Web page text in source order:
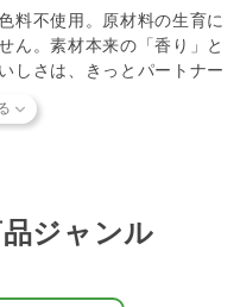
料不使用。原材料の生育に
ん。素材本来の「香り」と
しさは、きっとパートナー
ちが夢中になって食べる
。ジャンル